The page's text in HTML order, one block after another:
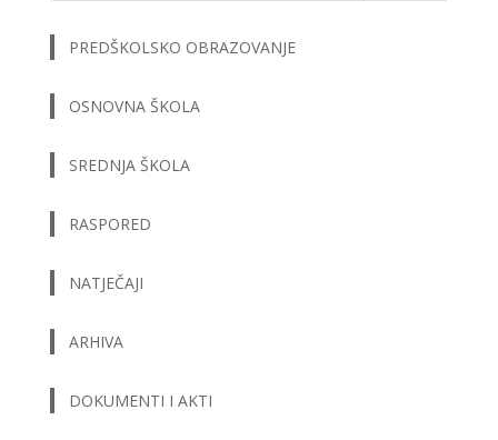
PREDŠKOLSKO OBRAZOVANJE
OSNOVNA ŠKOLA
SREDNJA ŠKOLA
RASPORED
NATJEČAJI
ARHIVA
DOKUMENTI I AKTI